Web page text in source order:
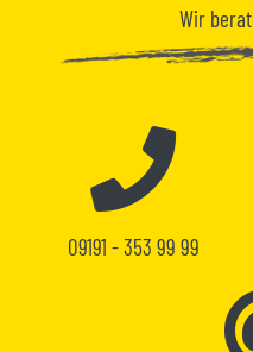
Wir
09191 - 353 99 99